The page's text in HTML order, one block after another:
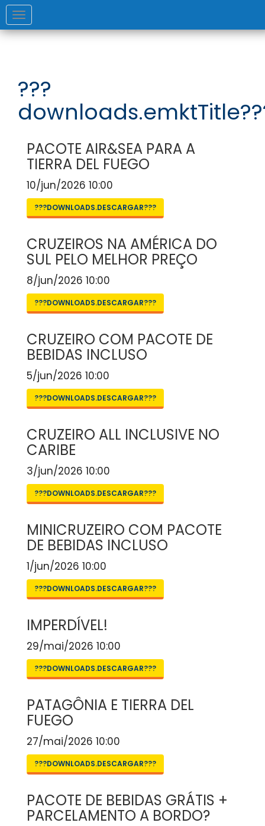
Toggle
navigation
???
PACOTE AIR&SEA PARA A
TIERRA DEL FUEGO
10/jun/2026 10:00
???DOWNLOADS.DESCARGAR???
CRUZEIROS NA AMÉRICA DO
SUL PELO MELHOR PREÇO
8/jun/2026 10:00
???DOWNLOADS.DESCARGAR???
CRUZEIRO COM PACOTE DE
BEBIDAS INCLUSO
5/jun/2026 10:00
???DOWNLOADS.DESCARGAR???
CRUZEIRO ALL INCLUSIVE NO
CARIBE
3/jun/2026 10:00
???DOWNLOADS.DESCARGAR???
MINICRUZEIRO COM PACOTE
DE BEBIDAS INCLUSO
1/jun/2026 10:00
???DOWNLOADS.DESCARGAR???
IMPERDÍVEL!
29/mai/2026 10:00
???DOWNLOADS.DESCARGAR???
PATAGÔNIA E TIERRA DEL
FUEGO
27/mai/2026 10:00
???DOWNLOADS.DESCARGAR???
PACOTE DE BEBIDAS GRÁTIS +
PARCELAMENTO A BORDO?